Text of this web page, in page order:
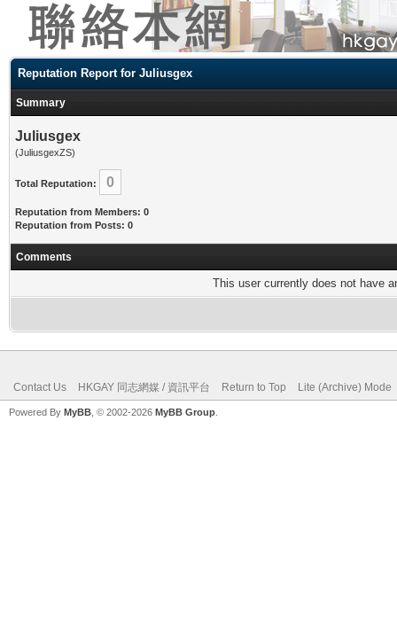
Reputation Report for Juliusgex
Summary
Juliusgex
(JuliusgexZS)
Total Reputation: 0
Reputation from Members: 0
Reputation from Posts: 0
Comments
This user currently does not have
Contact Us HKGAY 同志網媒 / 資訊平台 Return to Top Lite (Archive) Mode
Powered By MyBB , © 2002-2026 MyBB Group